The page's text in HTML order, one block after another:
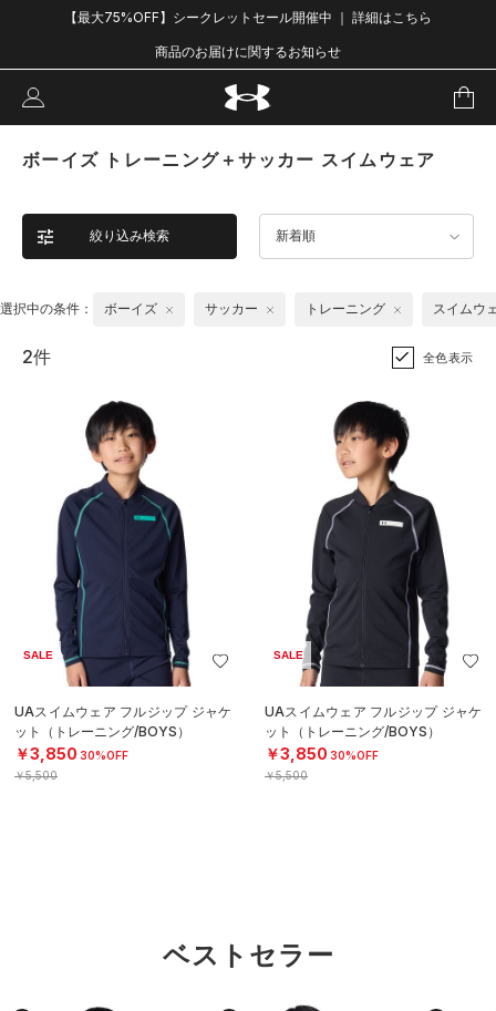
【最大75%OFF】シークレットセール開催中 ｜ 詳細はこちら
商品のお届けに関するお知らせ
ボーイズ トレーニング＋サッカー スイムウェア
絞り込み検索 新着順
選択中の条件： ボーイズ サッカー トレーニング スイムウ
2件 全色表示
SALE
UAスイムウェア フルジップ ジャケ
ット（トレーニング/BOYS）
￥3,850 30%OFF
￥5,500
SALE
UAスイムウェア フルジップ ジャケ
ット（トレーニング/BOYS）
￥3,850 30%OFF
￥5,500
ベストセラー